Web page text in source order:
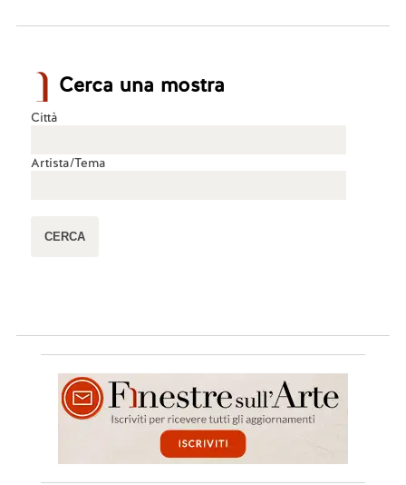
Cerca una mostra
Città
Artista/Tema